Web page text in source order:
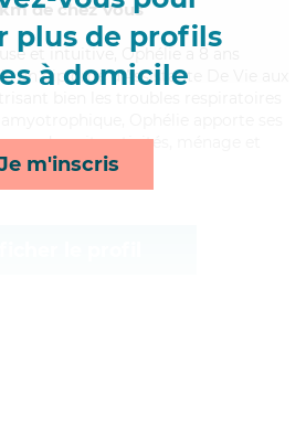
plus de profils
à domicile
m'inscris
de chez Vous
et intuitive, Ophélie a 8 ans
un diplôme d'Assistante De Vie aux
de nuit, activités, ménage et
livraison*